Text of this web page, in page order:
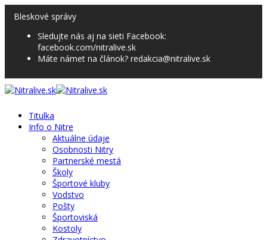
Bleskové správy
Sledujte nás aj na sieti Facebook:
facebook.com/nitralive.sk
Máte námet na článok? redakcia@nitralive.sk
Titulka
Info o Nitre
Aktuálne údaje
Osobnosti Nitry
Partnerské mestá
Školy
Športové kluby
Vodstvo
Pošty
Športoviská
Kostoly